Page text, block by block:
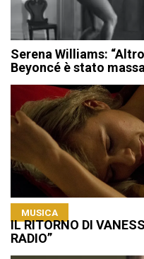
Serena Williams:
Beyoncé è stato
MUSICA
IL RITORNO DI
RADIO”